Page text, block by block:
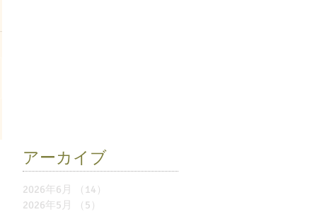
アーカイブ
2026年6月 （14）
2026年5月
（5）